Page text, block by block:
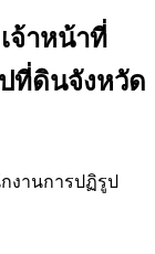
จ้าหน้าที่
ที่ดินจังหวัด
งานการปฏิรูป